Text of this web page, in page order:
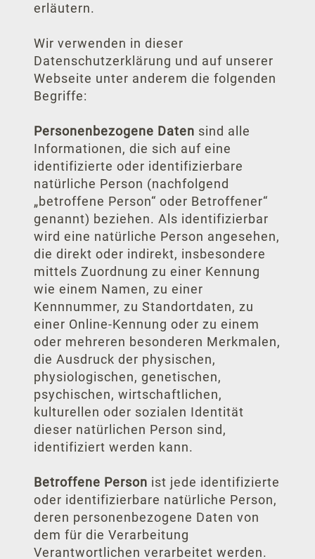
erläutern.
Wir verwenden in dieser
Datenschutzerklärung und auf unserer
Webseite unter anderem die folgenden
Begriffe:
Personenbezogene Daten sind alle
Informationen, die sich auf eine
identifizierte oder identifizierbare
natürliche Person (nachfolgend
„betroffene Person“ oder Betroffener“
genannt) beziehen. Als identifizierbar
wird eine natürliche Person angesehen,
die direkt oder indirekt, insbesondere
mittels Zuordnung zu einer Kennung
wie einem Namen, zu einer
Kennnummer, zu Standortdaten, zu
einer Online-Kennung oder zu einem
oder mehreren besonderen Merkmalen,
die Ausdruck der physischen,
physiologischen, genetischen,
psychischen, wirtschaftlichen,
kulturellen oder sozialen Identität
dieser natürlichen Person sind,
identifiziert werden kann.
Betroffene Person ist jede identifizierte
oder identifizierbare natürliche Person,
deren personenbezogene Daten von
dem für die Verarbeitung
Verantwortlichen verarbeitet werden.